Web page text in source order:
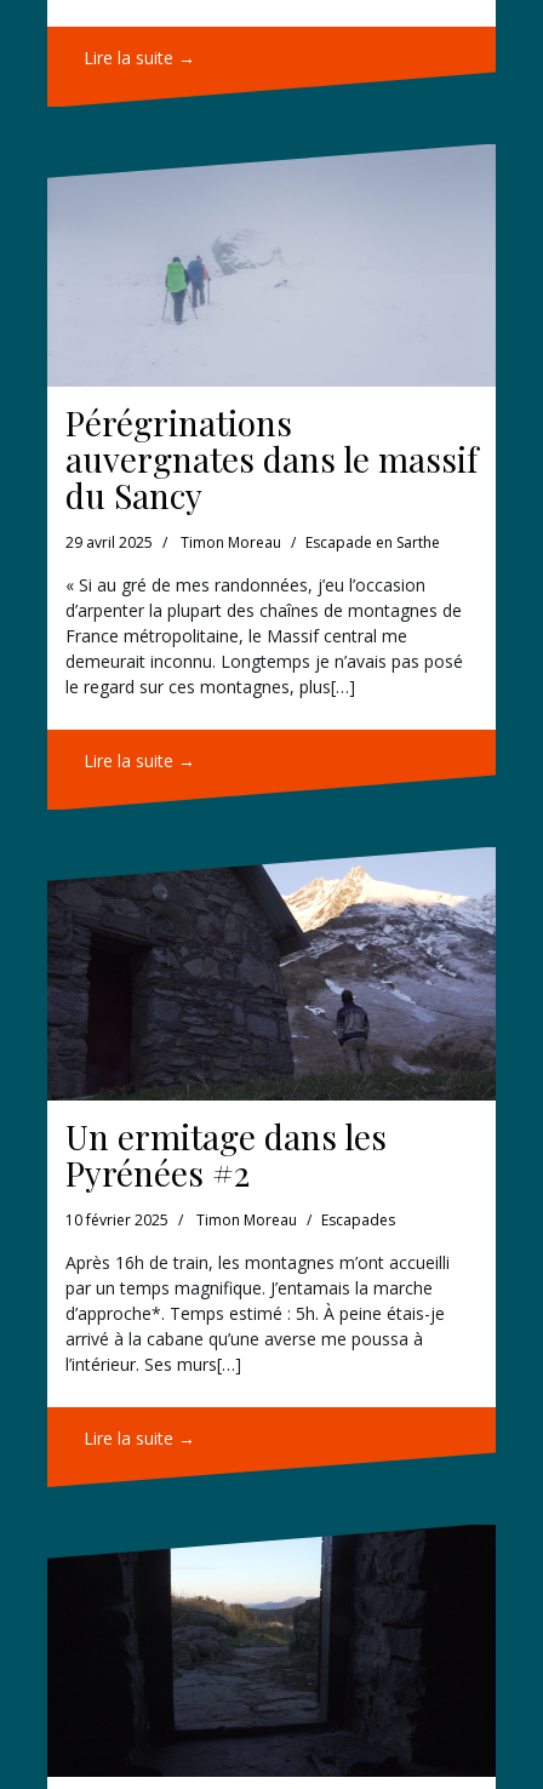
Lire la suite →
Pérégrinations
auvergnates dans le massif
du Sancy
29 avril 2025 Timon Moreau Escapade en Sarthe
« Si au gré de mes randonnées, j’eu l’occasion
d’arpenter la plupart des chaînes de montagnes de
France métropolitaine, le Massif central me
demeurait inconnu. Longtemps je n’avais pas posé
le regard sur ces montagnes, plus[…]
Lire la suite →
Un ermitage dans les
Pyrénées #2
10 février 2025 Timon Moreau Escapades
Après 16h de train, les montagnes m’ont accueilli
par un temps magnifique. J’entamais la marche
d’approche*. Temps estimé : 5h. À peine étais-je
arrivé à la cabane qu’une averse me poussa à
l’intérieur. Ses murs[…]
Lire la suite →